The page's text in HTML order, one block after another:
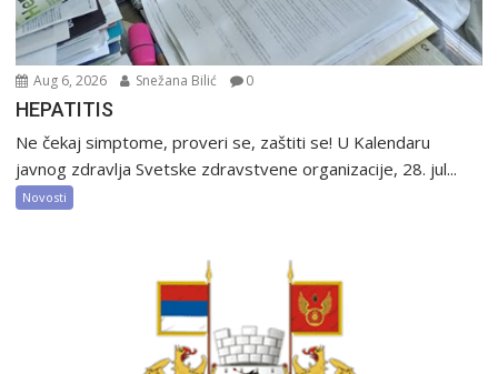
Aug 6, 2026 Snežana Bilić 0
HEPATITIS
Ne čekaj simptome, proveri se, zaštiti se! U Kalendaru
javnog zdravlja Svetske zdravstvene organizacije, 28. jul...
Novosti